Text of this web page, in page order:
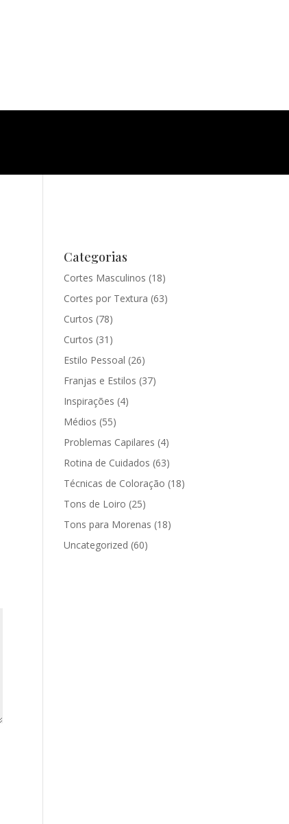
Categorias
Cortes Masculinos (18)
Cortes por Textura (63)
Curtos (78)
Curtos (31)
Estilo Pessoal (26)
Franjas e Estilos (37)
Inspirações (4)
Médios (55)
Problemas Capilares (4)
Rotina de Cuidados (63)
Técnicas de Coloração (18)
Tons de Loiro (25)
Tons para Morenas (18)
Uncategorized (60)